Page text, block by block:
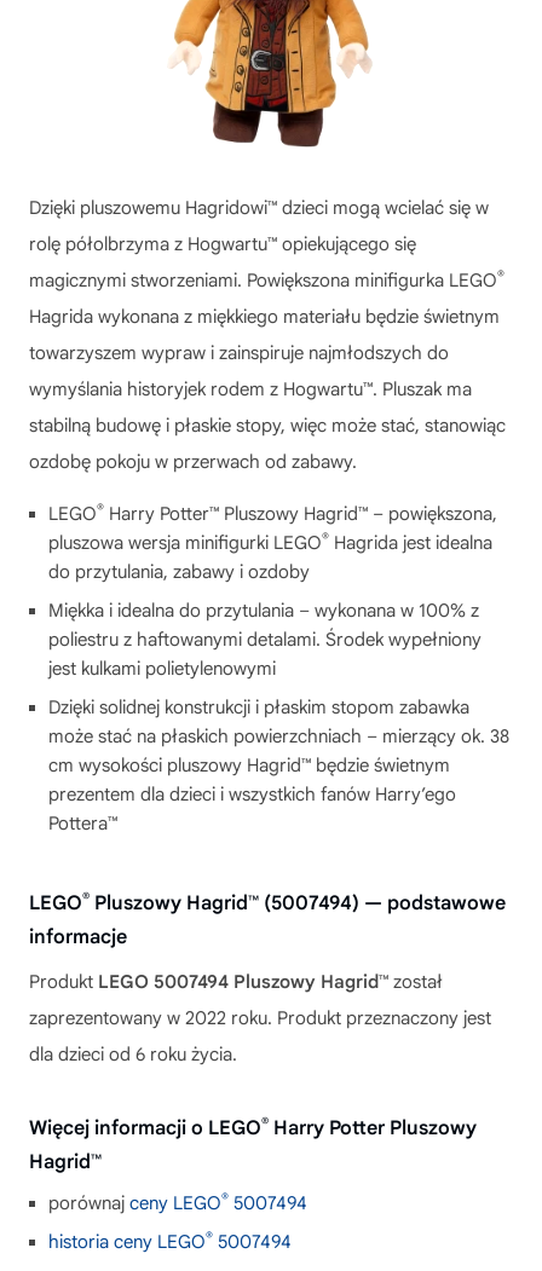
Dzięki pluszowemu Hagridowi™ dzieci mogą wcielać się w
rolę półolbrzyma z Hogwartu™ opiekującego się
magicznymi stworzeniami. Powiększona minifigurka LEGO®
Hagrida wykonana z miękkiego materiału będzie świetnym
towarzyszem wypraw i zainspiruje najmłodszych do
wymyślania historyjek rodem z Hogwartu™. Pluszak ma
stabilną budowę i płaskie stopy, więc może stać, stanowiąc
ozdobę pokoju w przerwach od zabawy.
LEGO® Harry Potter™ Pluszowy Hagrid™ – powiększona,
pluszowa wersja minifigurki LEGO® Hagrida jest idealna
do przytulania, zabawy i ozdoby
Miękka i idealna do przytulania – wykonana w 100% z
poliestru z haftowanymi detalami. Środek wypełniony
jest kulkami polietylenowymi
Dzięki solidnej konstrukcji i płaskim stopom zabawka
może stać na płaskich powierzchniach – mierzący ok. 38
cm wysokości pluszowy Hagrid™ będzie świetnym
prezentem dla dzieci i wszystkich fanów Harry’ego
Pottera™
LEGO® Pluszowy Hagrid™ (5007494) — podstawowe
informacje
Produkt LEGO 5007494 Pluszowy Hagrid™ został
zaprezentowany w 2022 roku. Produkt przeznaczony jest
dla dzieci od 6 roku życia.
Więcej informacji o LEGO® Harry Potter Pluszowy
Hagrid™
porównaj ceny LEGO® 5007494
historia ceny LEGO® 5007494